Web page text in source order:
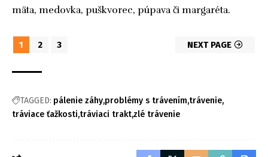
mäta, medovka, puškvorec, púpava či margaréta.
1 2 3 NEXT PAGE
TAGGED: pálenie záhy problémy s trávením trávenie
tráviace ťažkosti tráviaci traktzlé trávenie